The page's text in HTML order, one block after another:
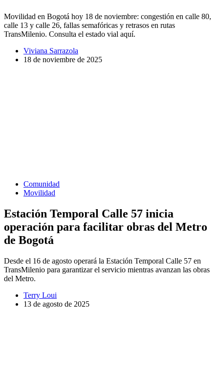
Movilidad en Bogotá hoy 18 de noviembre: congestión en calle 80,
calle 13 y calle 26, fallas semafóricas y retrasos en rutas
TransMilenio. Consulta el estado vial aquí.
Viviana Sarrazola
18 de noviembre de 2025
Comunidad
Movilidad
Estación Temporal Calle 57 inicia
operación para facilitar obras del Metro
de Bogotá
Desde el 16 de agosto operará la Estación Temporal Calle 57 en
TransMilenio para garantizar el servicio mientras avanzan las obras
del Metro.
Terry Loui
13 de agosto de 2025